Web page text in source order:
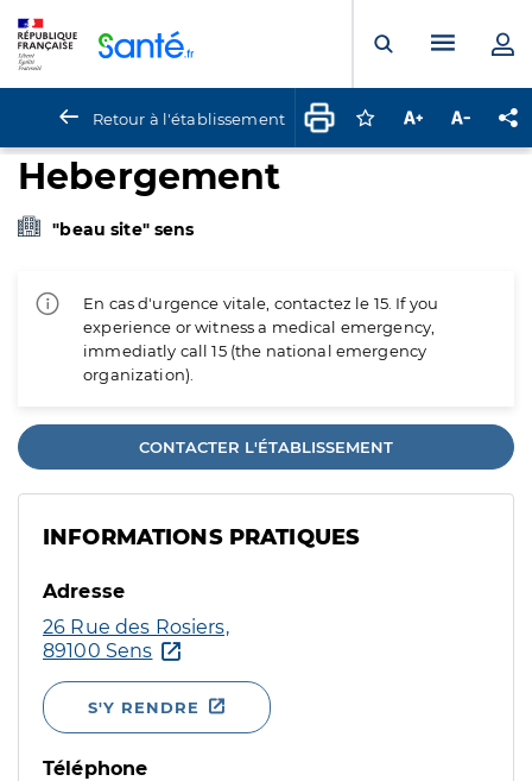
Ouvrir laMenu
Retour à l'établissement Connectez-vous
Augmenter la
Hebergement
"beau site" sens
En cas d'urgence vitale, contactez le 15. If you
experience or witness a medical emergency,
immediatly call 15 (the national emergency
organization).
CONTACTER L'ÉTABLISSEMENT
INFORMATIONS PRATIQUES
Adresse
26 Rue des Rosiers,
89100 Sens
S'Y RENDRE
Téléphone